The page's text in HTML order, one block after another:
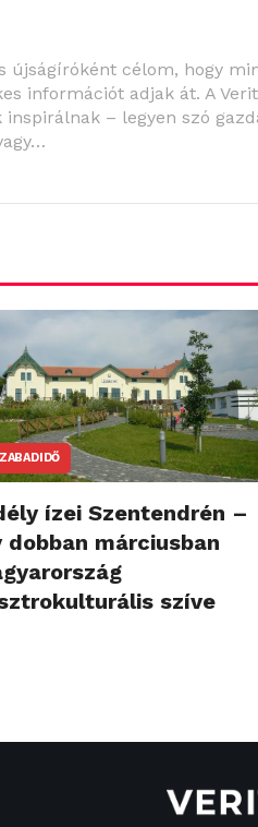
újságíróként célom, hogy
információt adjak át. A
– legyen szó
ízei Szentendrén –
dobban márciusban
szíve